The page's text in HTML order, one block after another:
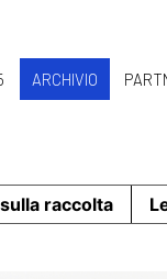
ARCHIVIO
raccolta